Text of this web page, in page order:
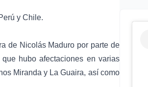
y Chile.
de Nicolás Maduro por parte de
hubo afectaciones en varias
Miranda y La Guaira, así como